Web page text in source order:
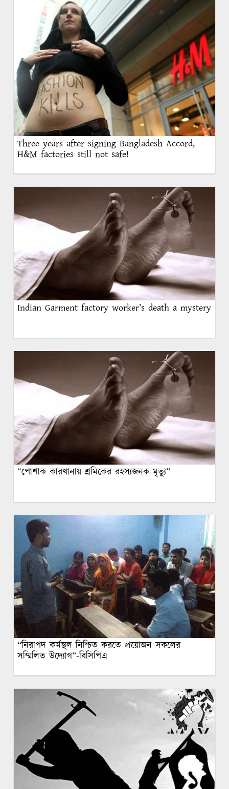
Three years after signing Bangladesh Accord,
H&M factories still not safe!
Indian Garment factory worker’s death a mystery
“পোশাক কারখানায় শ্রমিকের রহস্যজনক মৃত্যু”
“নিরাপদ কর্মস্থল নিশ্চিত করতে প্রয়োজন সকলের
সম্মিলিত উদ্যোগ”-বিসিপিএ